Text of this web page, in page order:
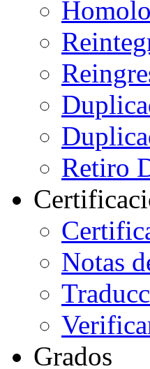
Retiro
Notas
Grados